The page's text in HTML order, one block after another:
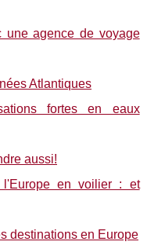
une agence de voyage
Atlantiques
fortes en eaux
aussi!
en voilier : et
destinations en Europe